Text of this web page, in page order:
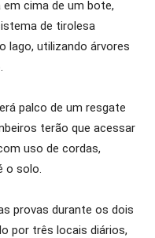
cima de um bote,
de tirolesa
lago, utilizando árvores
palco de um resgate
terão que acessar
uso de cordas,
o solo.
provas durante os dois
por três locais diários,